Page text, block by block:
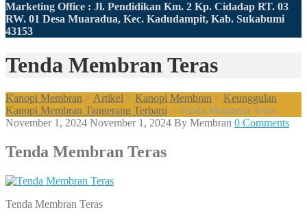
Marketing Office : Jl. Pendidikan Km. 2 Kp. Cidadap RT. 03
RW. 01 Desa Muaradua, Kec. Kadudampit, Kab. Sukabumi
43153
Tenda Membran Teras
Kanopi Membran > Artikel > Kanopi Membran > Keunggulan
Kanopi Membran Tangerang Terbaru > Tenda Membran Teras
November 1, 2024 November 1, 2024 By Membran 0 Comments
Tenda Membran Teras
Tenda Membran Teras